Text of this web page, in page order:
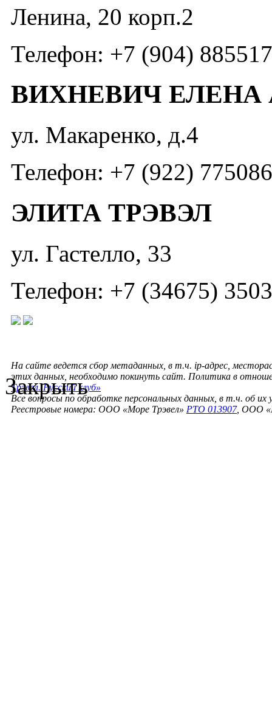
Ленина, 20 корп.2
Телефон: +7 (904)
ВИХНЕВИЧ ЕЛЕНА
ул. Макаренко, д.4
Телефон: +7 (922)
ЭЛИТА ТРЭВЭЛ
ул. Гастелло, 33
Телефон: +7 (34675)
На сайте ведется сбор метаданных, в т.ч. ip-адрес,
этих данных, необходимо покинуть сайт. Политика в
Трэвел. Русский клуб»
Все вопросы по обработке персональных данных, в т.ч. об их
Реестровые номера: ООО «Море Трэвел» РТО 013907, ООО
Закрыть